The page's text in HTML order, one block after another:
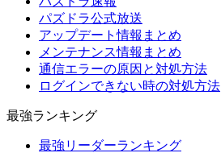
パズドラ公式放送
アップデート情報まとめ
メンテナンス情報まとめ
通信エラーの原因と対処方法
ログインできない時の対処方法
最強ランキング
最強リーダーランキング